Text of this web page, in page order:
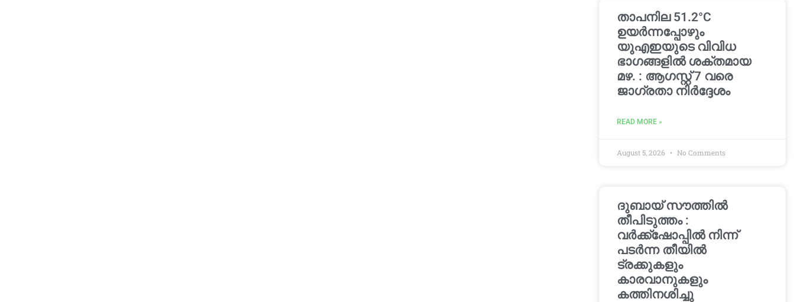
താപനില 51.2°C
ഉയർന്നപ്പോഴും
യുഎഇയുടെ വിവിധ
ഭാഗങ്ങളിൽ ശക്തമായ
മഴ. : ആഗസ്റ്റ് 7 വരെ
ജാഗ്രതാ നിർദ്ദേശം
READ MORE »
August 5, 2026 No Comments
ദുബായ് സൗത്തിൽ
തീപിടുത്തം :
വർക്ക്‌ഷോപ്പിൽ നിന്ന്
പടർന്ന തീയിൽ
ട്രക്കുകളും
കാരവാനുകളും
കത്തിനശിച്ചു